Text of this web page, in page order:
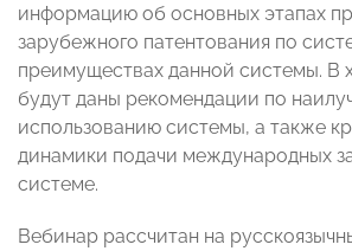
информацию об основных этапах
зарубежного патентования по
преимуществах данной системы. В
будут даны рекомендации по
использованию системы, а также
динамики подачи международных
системе.
Вебинар рассчитан на